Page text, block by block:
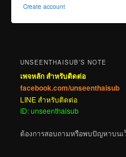
Create account
UNSEENTHAISUB’S NOTE
เพจหลัก สำหรับติดต่อ
facebook.com/unseenthaisub
LINE สำหรับติดต่อ
ID: unseenthaisub
ต้องการสอบถามหรือพบปัญหาบนเ